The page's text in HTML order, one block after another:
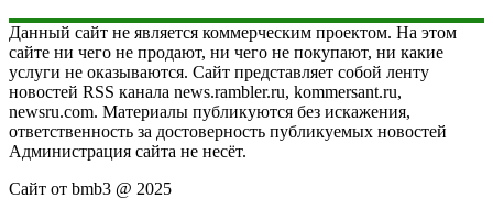
Данный сайт не является коммерческим проектом. На этом
сайте ни чего не продают, ни чего не покупают, ни какие
услуги не оказываются. Сайт представляет собой ленту
новостей RSS канала news.rambler.ru, kommersant.ru,
newsru.com. Материалы публикуются без искажения,
ответственность за достоверность публикуемых новостей
Администрация сайта не несёт.
Сайт от bmb3 @ 2025